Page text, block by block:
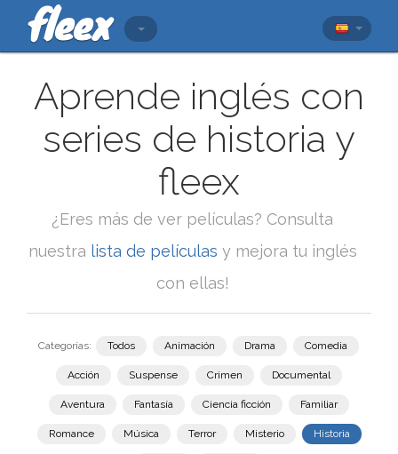
Aprende inglés con
series de historia y
fleex
¿Eres más de ver películas? Consulta
nuestra lista de películas y mejora tu inglés
con ellas!
Categorías: Todos Animación Drama Comedia
Acción Suspense Crimen Documental
Aventura Fantasía Ciencia ficción Familiar
Romance Música Terror Misterio Historia